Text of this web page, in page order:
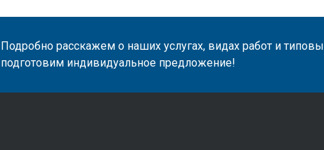
Подробно расскажем о наших услугах, видах работ и
подготовим индивидуальное предложение!